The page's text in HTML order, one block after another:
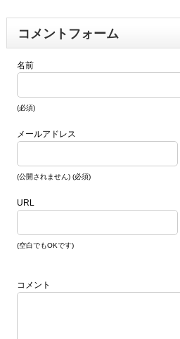
コメントフォーム
名前
(必須)
メールアドレス
(公開されません) (必須)
URL
(空白でもOKです)
コメント